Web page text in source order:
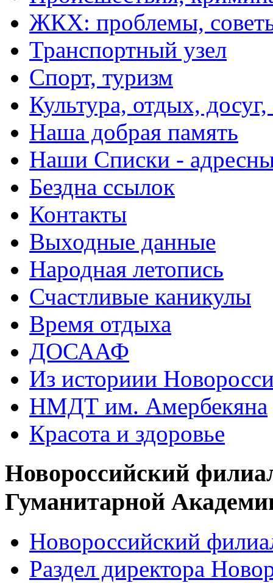
ЖКХ: проблемы,
Транспортный узел
Спорт, туризм
Культура, отдых,
Наша добрая память
Наши Списки -
Бездна ссылок
Контакты
Выходные данные
Народная летопись
Счастливые каникулы
Время отдыха
ДОСААФ
Из историии
НМДТ им. Амербекяна
Красота и здоровье
Новороссийский
Гуманитарной
Новороссийский
Раздел директора